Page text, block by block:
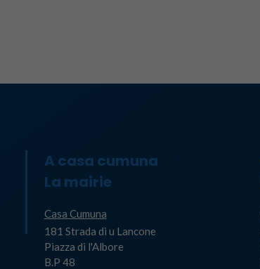
A casa cumuna
La mairie
Casa Cumuna
181 Strada di u Lancone
Piazza di l'Albore
B.P 48